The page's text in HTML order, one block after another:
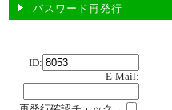
パスワード再発行
ID:
E-Mail: